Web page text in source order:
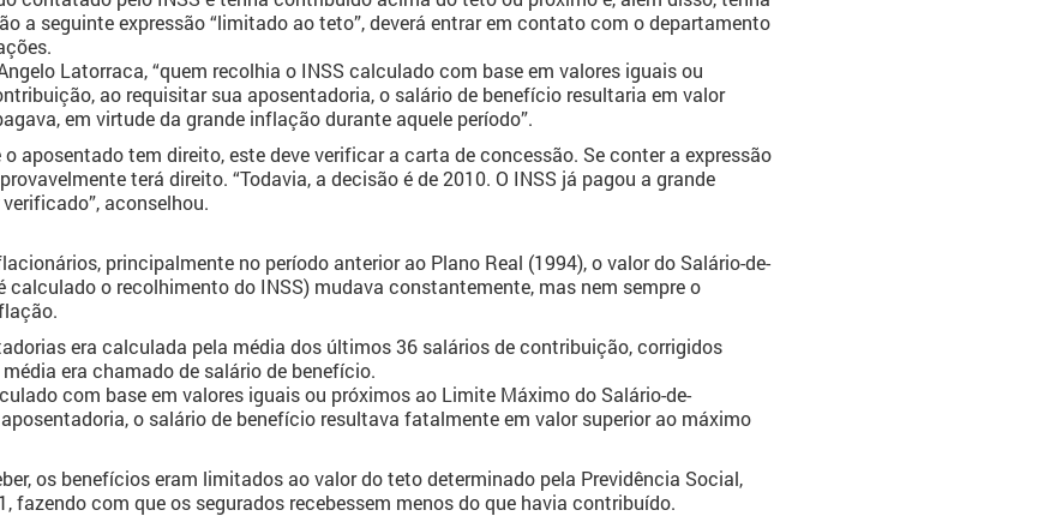
a seguinte expressão “limitado ao teto”, deverá entrar em contato com o departamento
Latorraca, “quem recolhia o INSS calculado com base em valores iguais ou
ao requisitar sua aposentadoria, o salário de benefício resultaria em valor
em virtude da grande inflação durante aquele período”.
aposentado tem direito, este deve verificar a carta de concessão. Se conter a expressão
terá direito. “Todavia, a decisão é de 2010. O INSS já pagou a grande
aconselhou.
principalmente no período anterior ao Plano Real (1994), o valor do Salário-de-
calculado o recolhimento do INSS) mudava constantemente, mas nem sempre o
era calculada pela média dos últimos 36 salários de contribuição, corrigidos
era chamado de salário de benefício.
com base em valores iguais ou próximos ao Limite Máximo do Salário-de-
o salário de benefício resultava fatalmente em valor superior ao máximo
os benefícios eram limitados ao valor do teto determinado pela Previdência Social,
fazendo com que os segurados recebessem menos do que havia contribuído.